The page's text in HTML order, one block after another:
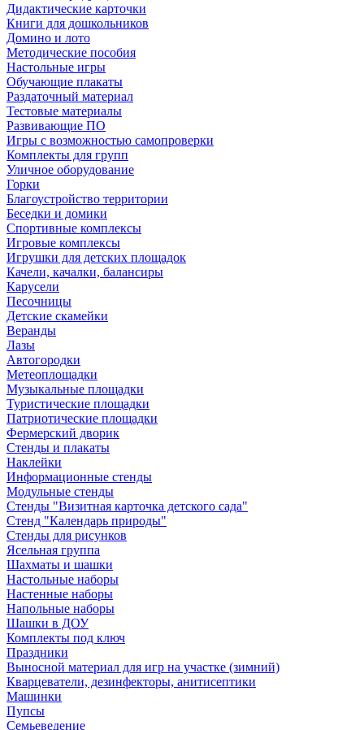
Дидактические карточки
Книги для дошкольников
Домино и лото
Методические пособия
Настольные игры
Обучающие плакаты
Раздаточный материал
Тестовые материалы
Развивающие ПО
Игры с возможностью самопроверки
Комплекты для групп
Уличное оборудование
Горки
Благоустройство территории
Беседки и домики
Спортивные комплексы
Игровые комплексы
Игрушки для детских площадок
Качели, качалки, балансиры
Карусели
Песочницы
Детские скамейки
Веранды
Лазы
Автогородки
Метеоплощадки
Музыкальные площадки
Туристические площадки
Патриотические площадки
Фермерский дворик
Стенды и плакаты
Наклейки
Информационные стенды
Модульные стенды
Стенды "Визитная карточка детского сада"
Стенд "Календарь природы"
Стенды для рисунков
Ясельная группа
Шахматы и шашки
Настольные наборы
Настенные наборы
Напольные наборы
Шашки в ДОУ
Комплекты под ключ
Праздники
Выносной материал для игр на участке (зимний)
Кварцеватели, дезинфекторы, анитисептики
Машинки
Пупсы
Семьеведение